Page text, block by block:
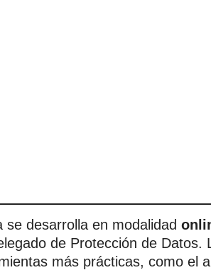
se desarrolla en modalidad
de Protección de
más prácticas, como el